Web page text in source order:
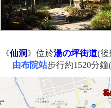
《仙洞》位於湯の坪街道(後
由布院站步行約1520分鐘(